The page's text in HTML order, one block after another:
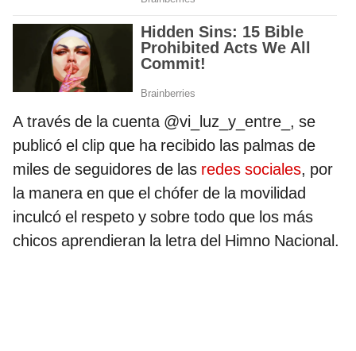
A través de la cuenta @vi_luz_y_entre_, se
publicó el clip que ha recibido las palmas de
miles de seguidores de las redes sociales, por
la manera en que el chófer de la movilidad
inculcó el respeto y sobre todo que los más
chicos aprendieran la letra del Himno Nacional.